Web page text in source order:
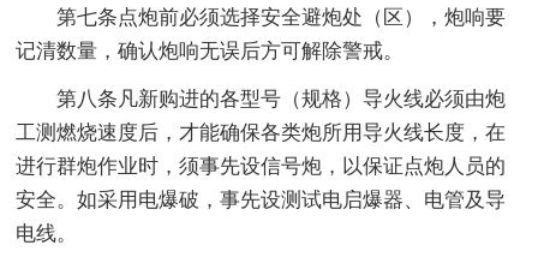
第七条点炮前必须选择安全避炮处（区），炮响要
记清数量，确认炮响无误后方可解除警戒。
第八条凡新购进的各型号（规格）导火线必须由炮
工测燃烧速度后，才能确保各类炮所用导火线长度，在
进行群炮作业时，须事先设信号炮，以保证点炮人员的
安全。如采用电爆破，事先设测试电启爆器、电管及导
电线。